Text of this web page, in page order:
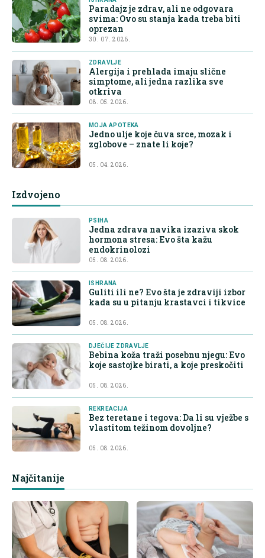
Paradajz je zdrav, ali ne odgovara
svima: Ovo su stanja kada treba biti
oprezan
30. 07. 2026.
ZDRAVLJE
Alergija i prehlada imaju slične
simptome, ali jedna razlika sve
otkriva
08. 05. 2026.
MOJA APOTEKA
Jedno ulje koje čuva srce, mozak i
zglobove – znate li koje?
05. 04. 2026.
Izdvojeno
PSIHA
Jedna zdrava navika izaziva skok
hormona stresa: Evo šta kažu
endokrinolozi
05. 08. 2026.
ISHRANA
Guliti ili ne? Evo šta je zdraviji izbor
kada su u pitanju krastavci i tikvice
05. 08. 2026.
DJEČIJE ZDRAVLJE
Bebina koža traži posebnu njegu: Evo
koje sastojke birati, a koje preskočiti
05. 08. 2026.
REKREACIJA
Bez teretane i tegova: Da li su vježbe s
vlastitom težinom dovoljne?
05. 08. 2026.
Najčitanije